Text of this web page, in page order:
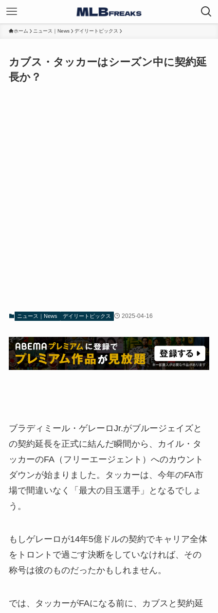
ホーム ニュース｜News デイリートピックス
カブス・タッカーはシーズン中に契約延
長か？
ニュース｜News デイリートピックス 2025-04-16
ブラディミール・ゲレーロJr.がブルージェイズと
の契約延長を正式に結んだ瞬間から、カイル・タ
ッカーのFA（フリーエージェント）へのカウント
ダウンが始まりました。タッカーは、今年のFA市
場で間違いなく「最大の目玉選手」となるでしょ
う。
もしゲレーロが14年5億ドルの契約でキャリア全体
をトロントで過ごす決断をしていなければ、その
称号は彼のものだったかもしれません。
では、タッカーがFAになる前に、カブスと契約延